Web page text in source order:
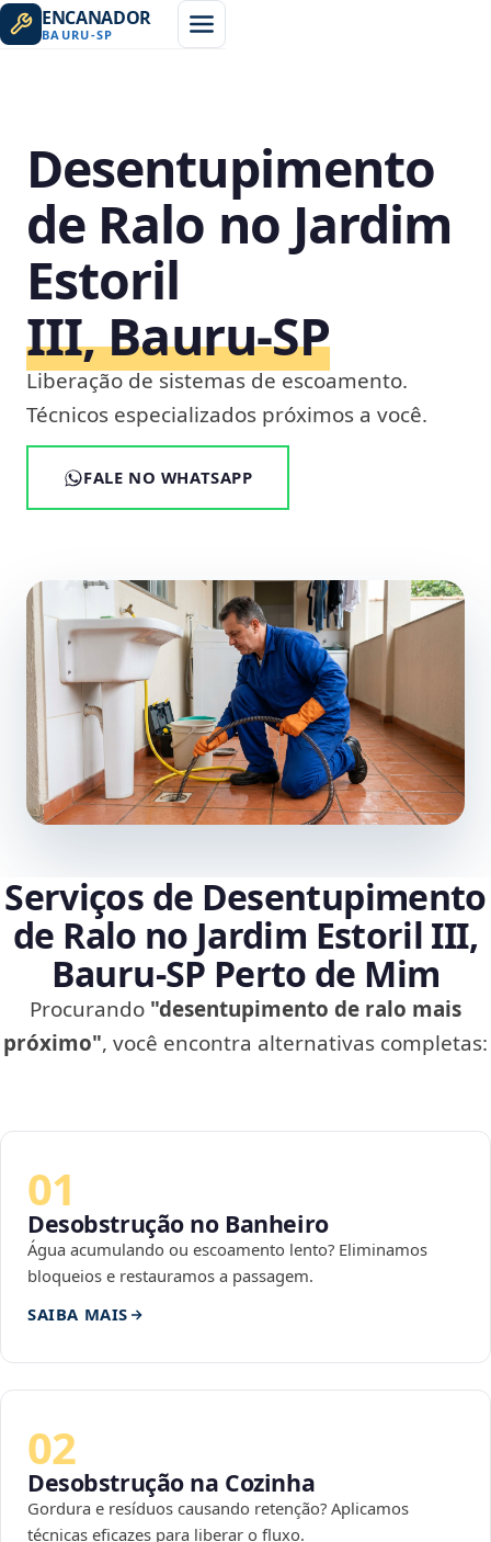
ENCANADOR
BAURU-SP
Desentupimento
de Ralo no Jardim
Estoril
III, Bauru‑SP
Liberação de sistemas de escoamento.
Técnicos especializados próximos a você.
FALE NO WHATSAPP
Serviços de Desentupimento
de Ralo no Jardim Estoril III,
Bauru‑SP Perto de Mim
Procurando "desentupimento de ralo mais
próximo", você encontra alternativas completas:
01
Desobstrução no Banheiro
Água acumulando ou escoamento lento? Eliminamos
bloqueios e restauramos a passagem.
SAIBA MAIS
02
Desobstrução na Cozinha
Gordura e resíduos causando retenção? Aplicamos
técnicas eficazes para liberar o fluxo.